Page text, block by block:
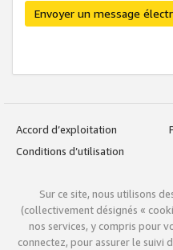
Envoyer un message
Accord d’exploitation
Conditions d’utilisation
Sur ce site, nous utilisons
(collectivement désignés «
nos services, y compris pour
connectez, pour assurer le suivi